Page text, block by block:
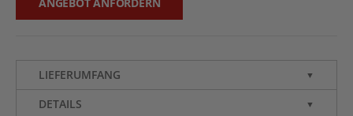
LIEFERUMFANG ▼
DETAILS ▼